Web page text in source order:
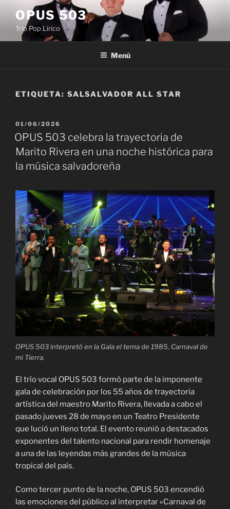
contenido
OPUS 503
Trío Pop Lírico
Menú
ETIQUETA: SALSALVADOR ALL STAR
PUBLICADO
EL
01/06/2026
OPUS 503 celebra la trayectoria de
Marito Rivera en una noche histórica para
la música salvadoreña
OPUS 503 interpretó en la Gala el tema de 1985, Carnaval de
mi Tierra.
El trío vocal OPUS 503 formó parte de la imponente
gala de celebración por los 55 años de trayectoria
artística del maestro Marito Rivera, llevada a cabo el
pasado jueves 28 de mayo en un Teatro Presidente
que lució un lleno total. El evento reunió a destacados
exponentes del talento nacional para rendir homenaje
a una de las leyendas más grandes de la música
tropical del país.
Como tercer punto de la noche, OPUS 503 encendió
las emociones del público al interpretar «Carnaval de